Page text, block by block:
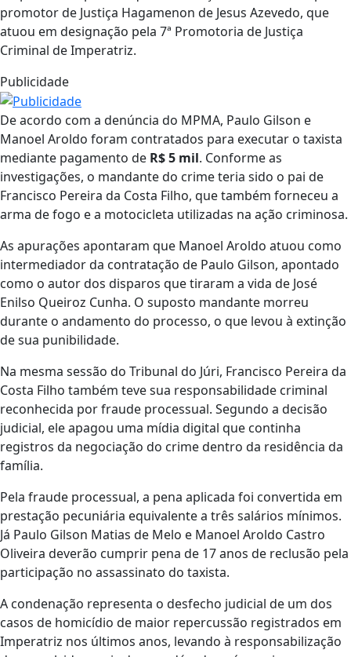
promotor de Justiça Hagamenon de Jesus Azevedo, que
atuou em designação pela 7ª Promotoria de Justiça
Criminal de Imperatriz.
Publicidade
De acordo com a denúncia do MPMA, Paulo Gilson e
Manoel Aroldo foram contratados para executar o taxista
mediante pagamento de R$ 5 mil. Conforme as
investigações, o mandante do crime teria sido o pai de
Francisco Pereira da Costa Filho, que também forneceu a
arma de fogo e a motocicleta utilizadas na ação criminosa.
As apurações apontaram que Manoel Aroldo atuou como
intermediador da contratação de Paulo Gilson, apontado
como o autor dos disparos que tiraram a vida de José
Enilso Queiroz Cunha. O suposto mandante morreu
durante o andamento do processo, o que levou à extinção
de sua punibilidade.
Na mesma sessão do Tribunal do Júri, Francisco Pereira da
Costa Filho também teve sua responsabilidade criminal
reconhecida por fraude processual. Segundo a decisão
judicial, ele apagou uma mídia digital que continha
registros da negociação do crime dentro da residência da
família.
Pela fraude processual, a pena aplicada foi convertida em
prestação pecuniária equivalente a três salários mínimos.
Já Paulo Gilson Matias de Melo e Manoel Aroldo Castro
Oliveira deverão cumprir pena de 17 anos de reclusão pela
participação no assassinato do taxista.
A condenação representa o desfecho judicial de um dos
casos de homicídio de maior repercussão registrados em
Imperatriz nos últimos anos, levando à responsabilização